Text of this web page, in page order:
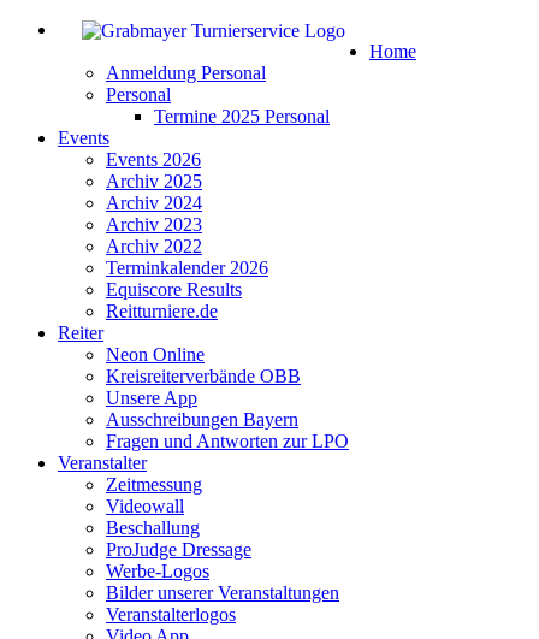
Home
Anmeldung Personal
Personal
Termine 2025 Personal
Events
Events 2026
Archiv 2025
Archiv 2024
Archiv 2023
Archiv 2022
Terminkalender 2026
Equiscore Results
Reitturniere.de
Reiter
Neon Online
Kreisreiterverbände OBB
Unsere App
Ausschreibungen Bayern
Fragen und Antworten zur LPO
Veranstalter
Zeitmessung
Videowall
Beschallung
ProJudge Dressage
Werbe-Logos
Bilder unserer Veranstaltungen
Veranstalterlogos